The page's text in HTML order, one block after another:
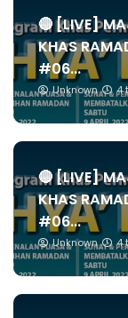
🔴 [LIVE]
KHAS
#06...
Unknown 4
🔴 [LIVE]
KHAS
#06...
Unknown 4